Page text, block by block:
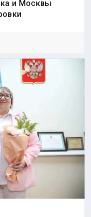
и Москвы